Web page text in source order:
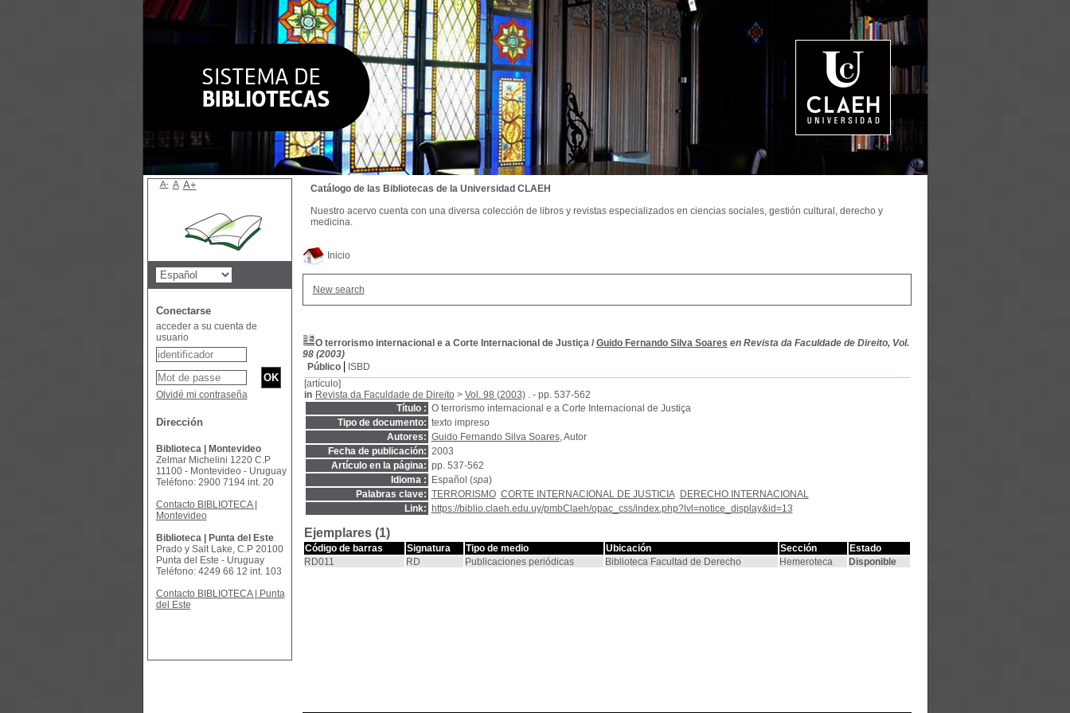
Inicio
New search
O terrorismo internacional e a Corte Internacional de Justiça/ Guido Fernando Silva Soares en Revista da Faculdade de Direito, Vol.
98 (2003)
Público
ISBD
[artículo]
in Revista da Faculdade de Direito> Vol. 98 (2003). - pp. 537-562
Título : O terrorismo internacional e a Corte Internacional de Justiça
Tipo de documento: texto impreso
Autores: Guido Fernando Silva Soares, Autor
Fecha de publicación: 2003
Artículo en la página: pp. 537-562
Idioma :
Español (spa)
Palabras clave: TERRORISMO CORTE INTERNACIONAL DE JUSTICIA
DERECHO INTERNACIONAL
Link:
https://biblio.claeh.edu.uy/pmbClaeh/opac_css/index.php?lvl=notice_display&id=13
Ejemplares (1)
Código de barras Signatura Tipo de medio Ubicación Sección
Estado
RD011
RD Publicaciones periódicas Biblioteca Facultad de Derecho Hemeroteca Disponible
Catálogo de las Bibliotecas de la Universidad CLAEH
Nuestro acervo cuenta con una diversa colección de libros y revistas especializados en ciencias sociales, gestión cultural, derecho y
medicina.
A- A A+
Conectarse
acceder a su cuenta de
usuario
Olvidé mi contraseña
Dirección
Biblioteca | Montevideo
Zelmar Michelini 1220 C.P
11100 - Montevideo - Uruguay
Teléfono: 2900 7194 int. 20
Contacto BIBLIOTECA |
Montevideo
Biblioteca | Punta del Este
Prado y Salt Lake, C.P 20100
Punta del Este - Uruguay
Teléfono: 4249 66 12 int. 103
Contacto BIBLIOTECA | Punta
del Este